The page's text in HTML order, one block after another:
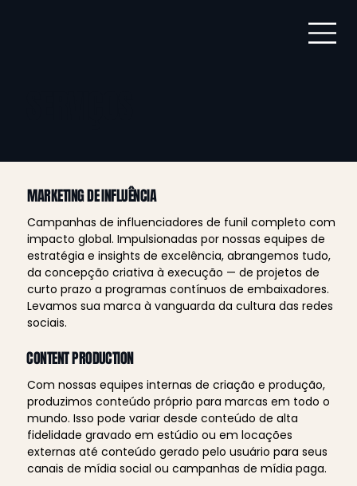
MARKETING DE INFLUÊNCIA
Campanhas de influenciadores de funil completo com
impacto global. Impulsionadas por nossas equipes de
estratégia e insights de excelência, abrangemos tudo,
da concepção criativa à execução — de projetos de
curto prazo a programas contínuos de embaixadores.
Levamos sua marca à vanguarda da cultura das redes
sociais.
CONTENT PRODUCTION
Com nossas equipes internas de criação e produção,
produzimos conteúdo próprio para marcas em todo o
mundo. Isso pode variar desde conteúdo de alta
fidelidade gravado em estúdio ou em locações
externas até conteúdo gerado pelo usuário para seus
canais de mídia social ou campanhas de mídia paga.